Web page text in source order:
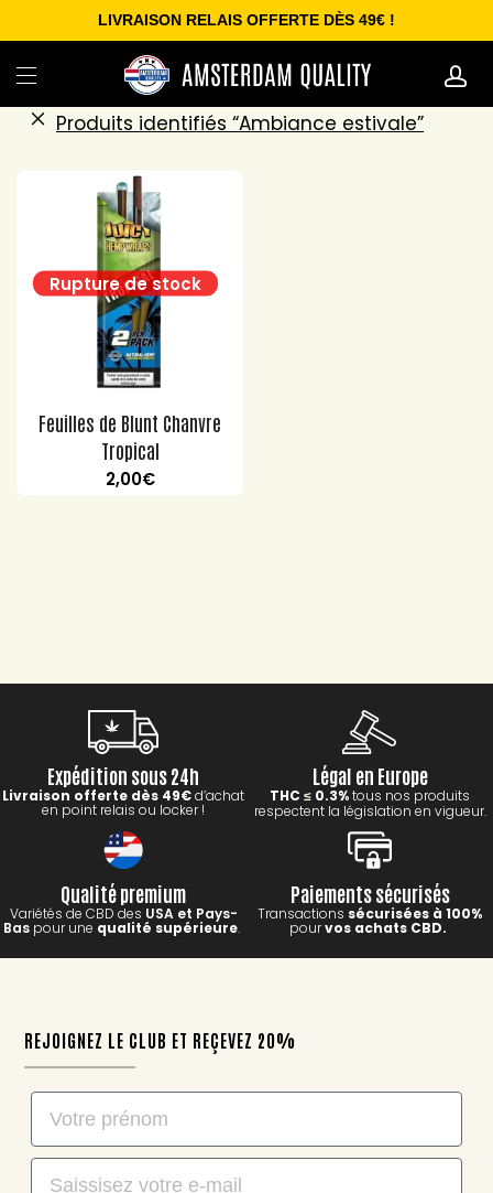
LIVRAISON RELAIS OFFERTE DÈS 49€ !
Produits identifiés “Ambiance estivale”
Feuilles de Blunt Chanvre
Tropical
2,00€
Expédition sous 24h
Livraison offerte dès 49€d’achat
en point relais ou locker !
Légal en Europe
THC ≤ 0.3%tous nos produits
respectent la législation en vigueur.
Qualité premium
Variétés de CBD des USA et Pays-
Bas pour une qualité supérieure.
Paiements sécurisés
Transactions sécurisées à 100%
pourvos achats CBD.
REJOIGNEZ LE CLUB ET REÇEVEZ 20%
Nom
Email